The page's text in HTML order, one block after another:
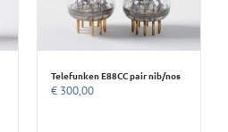
Telefunken E88CC pair nib/nos
€ 300,00